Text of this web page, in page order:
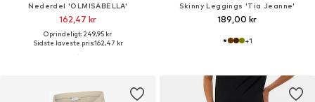
Nederdel 'OLMISABELLA'
162,47 kr
Oprindeligt: 249,95 kr
Sidste laveste pris:162,47 kr
Skinny Leggings 'Tia Jeanne'
189,00 kr
+1